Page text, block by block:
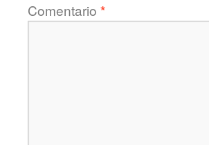
Comentario *